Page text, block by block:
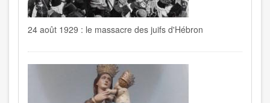
24 août 1929 : le massacre des juifs d'Hébron